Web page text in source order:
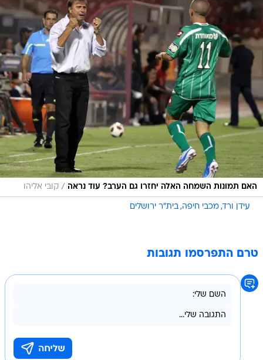
האם תמונות השמחה האלה יחזרו גם הערב? עוד נראה / קובי אליהו
עידן ורד מכבי חיפה בית"ר ירושלים
טרם התפרסמו תגובות